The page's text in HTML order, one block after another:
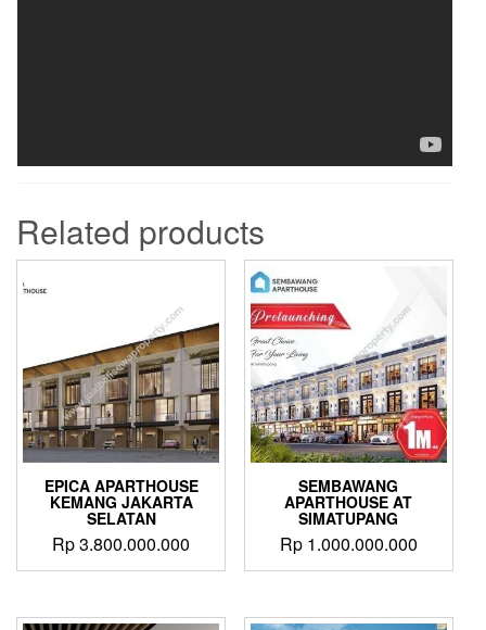
Related products
EPICA APARTHOUSE
KEMANG JAKARTA
SELATAN
Rp3.800.000.000
SEMBAWANG
APARTHOUSE AT
SIMATUPANG
Rp1.000.000.000